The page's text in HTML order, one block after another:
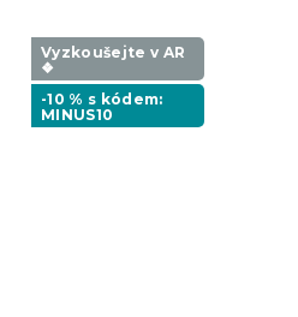
Vyzkoušejte v AR
❖
-10 % s kódem:
MINUS10